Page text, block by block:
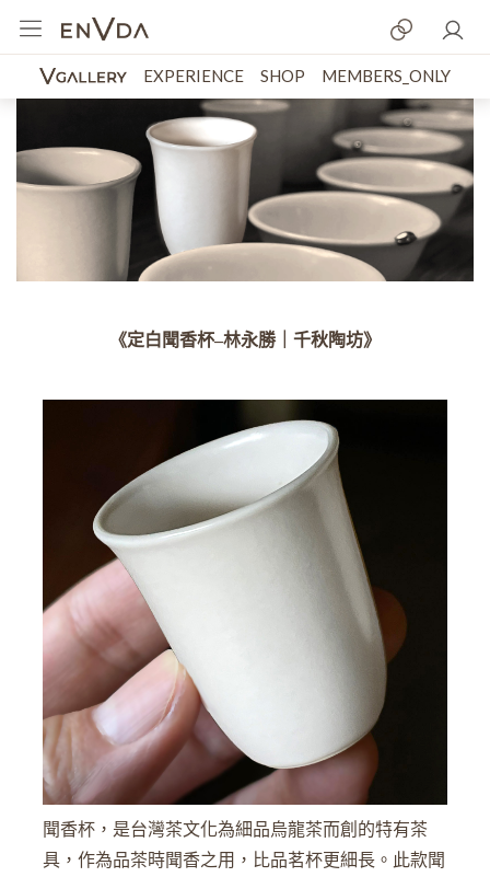
EXPERIENCE SHOP MEMBERS_ONLY
《定白聞香杯–林永勝｜千秋陶坊》
聞香杯，是台灣茶文化為細品烏龍茶而創的特有茶
具，作為品茶時聞香之用，比品茗杯更細長。此款聞